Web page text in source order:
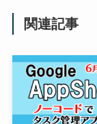
関連記事